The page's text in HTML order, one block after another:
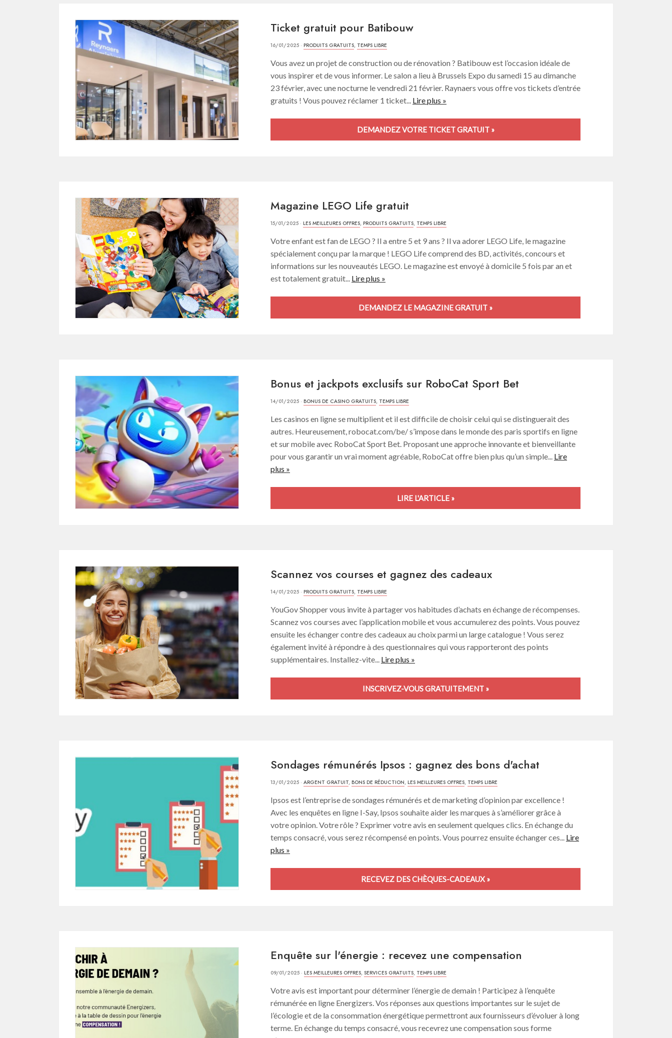
Ticket gratuit pour Batibouw
16/01/2025 · PRODUITS GRATUITS, TEMPS LIBRE
Vous avez un projet de construction ou de rénovation ? Batibouw est l’occasion idéale de
vous inspirer et de vous informer. Le salon a lieu à Brussels Expo du samedi 15 au dimanche
23 février, avec une nocturne le vendredi 21 février. Raynaers vous offre vos tickets d’entrée
gratuits ! Vous pouvez réclamer 1 ticket... Lire plus »
DEMANDEZ VOTRE TICKET GRATUIT »
Magazine LEGO Life gratuit
15/01/2025 · LES MEILLEURES OFFRES, PRODUITS GRATUITS, TEMPS LIBRE
Votre enfant est fan de LEGO ? Il a entre 5 et 9 ans ? Il va adorer LEGO Life, le magazine
spécialement conçu par la marque ! LEGO Life comprend des BD, activités, concours et
informations sur les nouveautés LEGO. Le magazine est envoyé à domicile 5 fois par an et
est totalement gratuit... Lire plus »
DEMANDEZ LE MAGAZINE GRATUIT »
Bonus et jackpots exclusifs sur RoboCat Sport Bet
14/01/2025 · BONUS DE CASINO GRATUITS, TEMPS LIBRE
Les casinos en ligne se multiplient et il est difficile de choisir celui qui se distinguerait des
autres. Heureusement, robocat.com/be/ s’impose dans le monde des paris sportifs en ligne
et sur mobile avec RoboCat Sport Bet. Proposant une approche innovante et bienveillante
pour vous garantir un vrai moment agréable, RoboCat offre bien plus qu’un simple... Lire
plus »
LIRE L'ARTICLE »
Scannez vos courses et gagnez des cadeaux
14/01/2025 · PRODUITS GRATUITS, TEMPS LIBRE
YouGov Shopper vous invite à partager vos habitudes d’achats en échange de récompenses.
Scannez vos courses avec l’application mobile et vous accumulerez des points. Vous pouvez
ensuite les échanger contre des cadeaux au choix parmi un large catalogue ! Vous serez
également invité à répondre à des questionnaires qui vous rapporteront des points
supplémentaires. Installez-vite... Lire plus »
INSCRIVEZ-VOUS GRATUITEMENT »
Sondages rémunérés Ipsos : gagnez des bons d'achat
13/01/2025 · ARGENT GRATUIT, BONS DE RÉDUCTION, LES MEILLEURES OFFRES, TEMPS LIBRE
Ipsos est l’entreprise de sondages rémunérés et de marketing d’opinion par excellence !
Avec les enquêtes en ligne I-Say, Ipsos souhaite aider les marques à s’améliorer grâce à
votre opinion. Votre rôle ? Exprimer votre avis en seulement quelques clics. En échange du
temps consacré, vous serez récompensé en points. Vous pourrez ensuite échanger ces... Lire
plus »
RECEVEZ DES CHÈQUES-CADEAUX »
Enquête sur l'énergie : recevez une compensation
09/01/2025 · LES MEILLEURES OFFRES, SERVICES GRATUITS, TEMPS LIBRE
Votre avis est important pour déterminer l’énergie de demain ! Participez à l’enquête
rémunérée en ligne Energizers. Vos réponses aux questions importantes sur le sujet de
l’écologie et de la consommation énergétique permettront aux fournisseurs d’évoluer à long
terme. En échange du temps consacré, vous recevrez une compensation sous forme